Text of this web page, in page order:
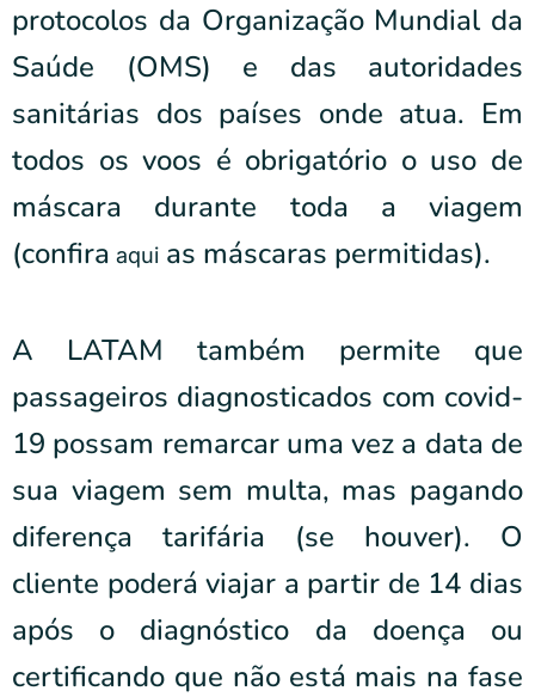
protocolos da Organização Mundial da
Saúde (OMS) e das autoridades
sanitárias dos países onde atua. Em
todos os voos é obrigatório o uso de
máscara durante toda a viagem
(confira aqui as máscaras permitidas).
A LATAM também permite que
passageiros diagnosticados com covid-
19 possam remarcar uma vez a data de
sua viagem sem multa, mas pagando
diferença tarifária (se houver). O
cliente poderá viajar a partir de 14 dias
após o diagnóstico da doença ou
certificando que não está mais na fase